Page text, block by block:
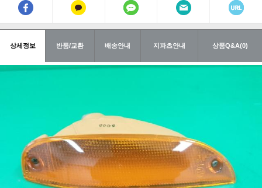
상세정보 반품/교환 배송안내 지파츠안내 상품Q&A(0)